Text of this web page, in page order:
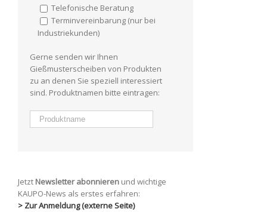
Telefonische Beratung
Terminvereinbarung (nur bei
Industriekunden)
Gerne senden wir Ihnen
Gießmusterscheiben von Produkten
zu an denen Sie speziell interessiert
sind. Produktnamen bitte eintragen:
Jetzt Newsletter abonnieren und wichtige
KAUPO-News als erstes erfahren:
> Zur Anmeldung (externe Seite)